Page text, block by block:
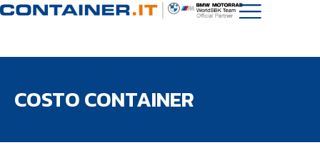
COSTO CONTAINER